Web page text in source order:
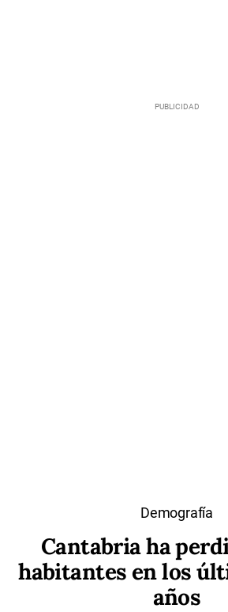
Demografía
Cantabria ha
habitantes en los
años